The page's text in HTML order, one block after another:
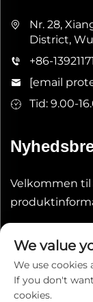
Nr. 28,
District,
+86-
[email
Tid: 9.00-
Velkommen
We value
We use
If you don't
cookies.